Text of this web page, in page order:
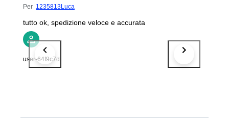
Per 1235813Luca
tutto ok, spedizione veloce e accurata
user-64f9c7d